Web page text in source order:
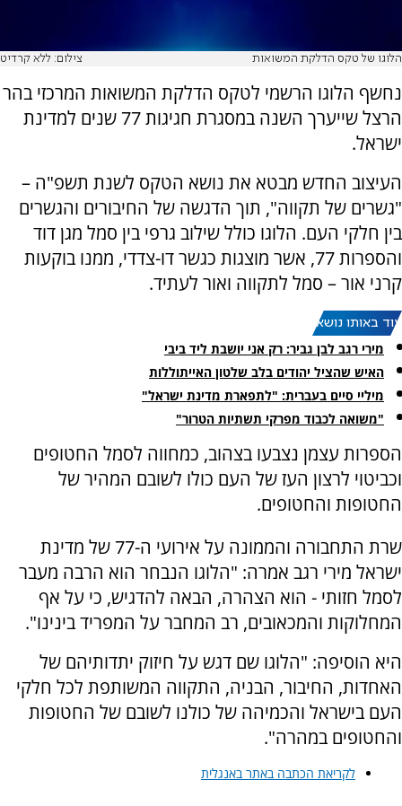
הלוגו של טקס הדלקת המשואות צילום: ללא קרדיט
נחשף הלוגו הרשמי לטקס הדלקת המשואות המרכזי בהר
הרצל שייערך השנה במסגרת חגיגות 77 שנים למדינת
ישראל.
העיצוב החדש מבטא את נושא הטקס לשנת תשפ"ה –
"גשרים של תקווה", תוך הדגשה של החיבורים והגשרים
בין חלקי העם. הלוגו כולל שילוב גרפי בין סמל מגן דוד
והספרות 77, אשר מוצגות כגשר דו-צדדי, ממנו בוקעות
קרני אור – סמל לתקווה ואור לעתיד.
עוד באותו נושא:
מירי רגב לבן גביר: רק אני יושבת ליד ביבי
האיש שהציל יהודים בלב שלטון האייתוללות
מיליי סיים בעברית: "לתפארת מדינת ישראל"
"משואה לכבוד מפרקי תשתיות הטרור"
הספרות עצמן נצבעו בצהוב, כמחווה לסמל החטופים
וכביטוי לרצון העז של העם כולו לשובם המהיר של
החטופות והחטופים.
שרת התחבורה והממונה על אירועי ה-77 של מדינת
ישראל מירי רגב אמרה: "הלוגו הנבחר הוא הרבה מעבר
לסמל חזותי - הוא הצהרה, הבאה להדגיש, כי על אף
המחלוקות והמכאובים, רב המחבר על המפריד בינינו".
היא הוסיפה: "הלוגו שם דגש על חיזוק יתדותיהם של
האחדות, החיבור, הבניה, התקווה המשותפת לכל חלקי
העם בישראל והכמיהה של כולנו לשובם של החטופות
והחטופים במהרה".
לקריאת הכתבה באתר באנגלית